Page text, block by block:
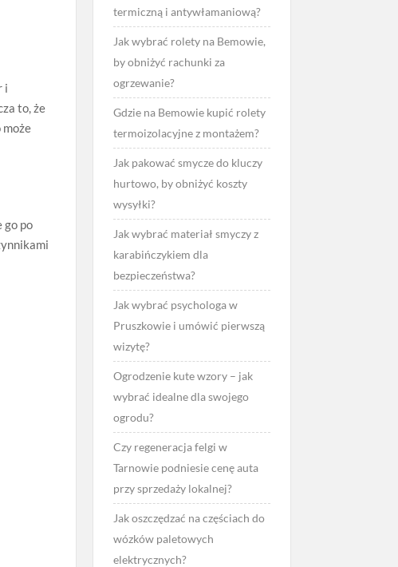
i
to, że
może
go po
termiczną i antywłamaniową?
Jak wybrać rolety na Bemowie,
by obniżyć rachunki za
ogrzewanie?
Gdzie na Bemowie kupić rolety
termoizolacyjne z montażem?
Jak pakować smycze do kluczy
hurtowo, by obniżyć koszty
wysyłki?
Jak wybrać materiał smyczy z
karabińczykiem dla
bezpieczeństwa?
Jak wybrać psychologa w
Pruszkowie i umówić pierwszą
wizytę?
Ogrodzenie kute wzory – jak
wybrać idealne dla swojego
ogrodu?
Czy regeneracja felgi w
Tarnowie podniesie cenę auta
przy sprzedaży lokalnej?
Jak oszczędzać na częściach do
wózków paletowych
elektrycznych?